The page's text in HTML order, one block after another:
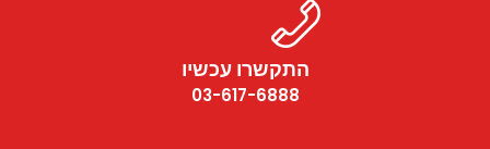
התקשרו עכשיו
03-617-6888